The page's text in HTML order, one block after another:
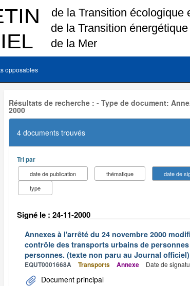
opposables
Résultats de recherche : - Type de document:
2000
4 documents trouvés
Tri par
date de publication thématique
date de
type
Signé le : 24-11-2000
Annexes à l'arrêté du 24 novembre 2000
contrôle des transports urbains de
personnes. (texte non paru au Journal officiel)
EQUT0001668A Transports Annexe Date de
Document principal